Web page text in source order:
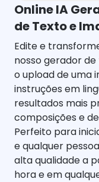
Online IA
de Texto e
Edite e
nosso gerador
o upload de uma
instruções em
resultados mais
composições e
Perfeito para
e qualquer
alta qualidade a
hora e em